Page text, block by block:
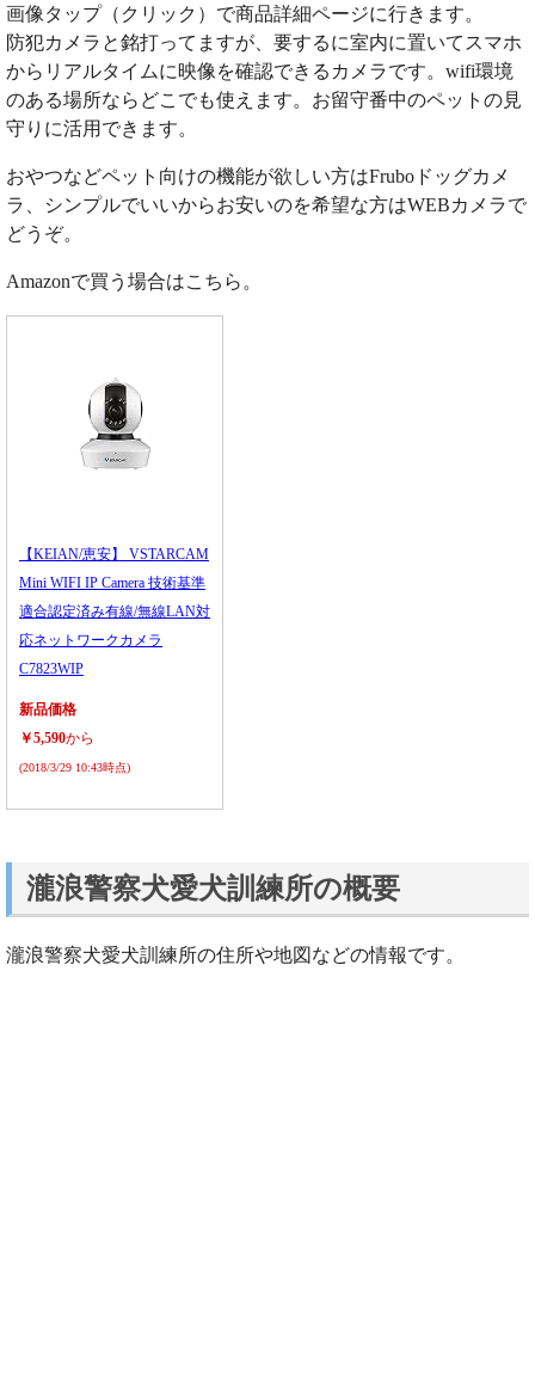
画像タップ（クリック）で商品詳細ページに行きます。
防犯カメラと銘打ってますが、要するに室内に置いてスマホ
からリアルタイムに映像を確認できるカメラです。wifi環境
のある場所ならどこでも使えます。お留守番中のペットの見
守りに活用できます。
おやつなどペット向けの機能が欲しい方はFruboドッグカメ
ラ、シンプルでいいからお安いのを希望な方はWEBカメラで
どうぞ。
Amazonで買う場合はこちら。
【KEIAN/恵安】 VSTARCAM
Mini WIFI IP Camera 技術基準
適合認定済み有線/無線LAN対
応ネットワークカメラ
C7823WIP
新品価格
￥5,590から
(2018/3/29 10:43時点)
瀧浪警察犬愛犬訓練所の概要
瀧浪警察犬愛犬訓練所の住所や地図などの情報です。